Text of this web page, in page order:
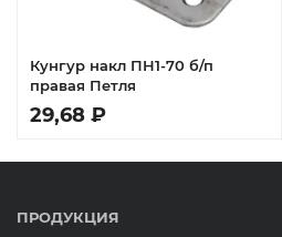
Кунгур накл ПН1-70 б/п
правая Петля
29,68 ₽
ПРОДУКЦИЯ